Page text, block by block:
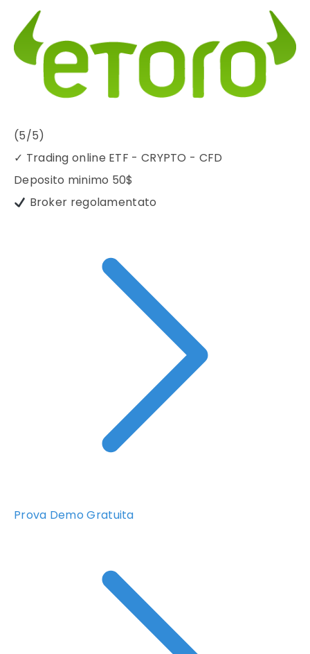
(5/5)
✓ Trading online ETF - CRYPTO - CFD
Deposito minimo 50$
Broker regolamentato
Prova Demo Gratuita